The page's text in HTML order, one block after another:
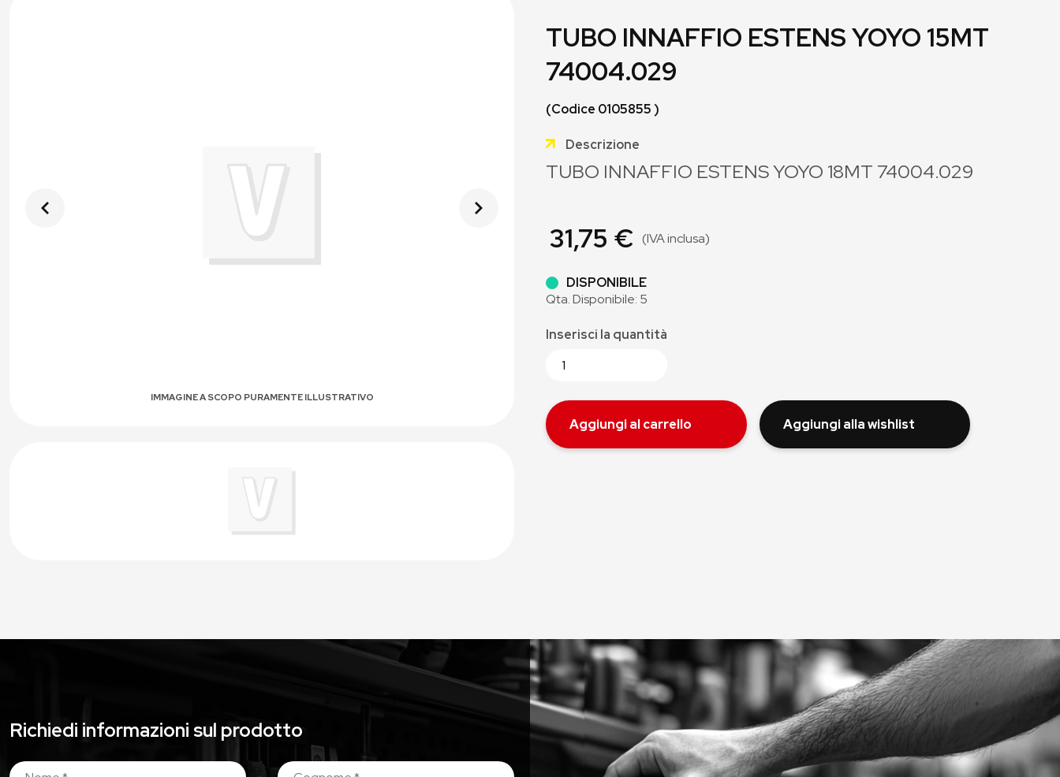
IMMAGINE A SCOPO PURAMENTE ILLUSTRATIVO
TUBO INNAFFIO ESTENS YOYO 15MT
74004.029
(Codice 0105855 )
Descrizione
TUBO INNAFFIO ESTENS YOYO 18MT 74004.029
31,75 € (IVA inclusa)
DISPONIBILE
Qta. Disponibile: 5
Inserisci la quantità
Aggiungi al carrello Aggiungi alla wishlist
Richiedi informazioni sul prodotto